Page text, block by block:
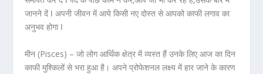
जानने दें ǀ अपनी जीवन में आये किसी नए दोस्त से आपको काफी लगाव का
अनुभव होगा ǀ
मीन (Pisces) – जो लोग आर्थिक क्षेत्र में व्यस्त हैं उनके लिए आज का दिन
काफी मुश्किलों से भरा हुआ है। अपने प्रोफेशनल लक्ष्य में हार जाने के कारण